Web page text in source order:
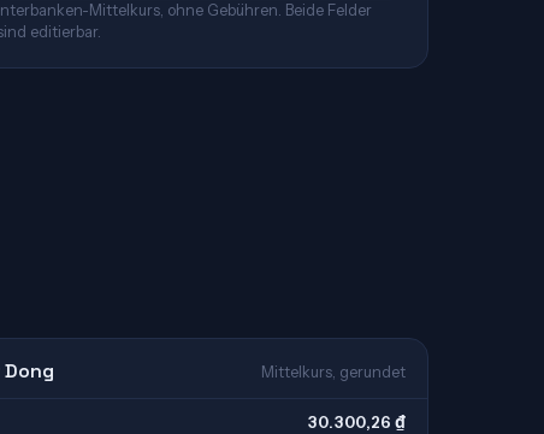
Interbanken-Mittelkurs, ohne Gebühren. Beide Felder
editierbar.
Mittelkurs, gerundet
30.300,26 ₫